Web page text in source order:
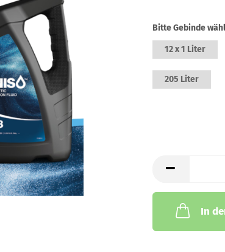
Bitte Gebinde
12 x 1 Liter
205 Liter
In